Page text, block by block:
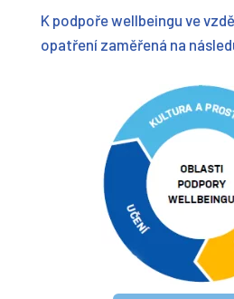
K podpoře wellbeingu ve
opatření zaměřená na